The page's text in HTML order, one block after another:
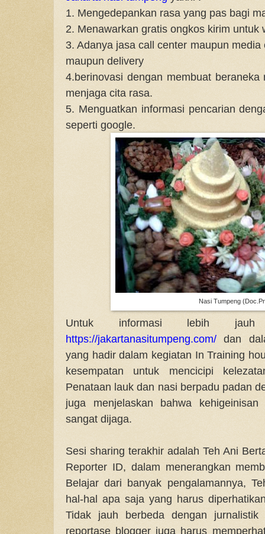
1. Mengedepankan rasa yang pas bagi
2. Menawarkan gratis ongkos kirim untuk
3. Adanya jasa call center maupun
maupun delivery
4.berinovasi dengan membuat
menjaga cita rasa.
5. Menguatkan informasi pencarian
seperti google.
Nasi Tumpeng
Untuk informasi lebih
https://jakartanasitumpeng.com/ dan
yang hadir dalam kegiatan In Training
kesempatan untuk mencicipi
Penataan lauk dan nasi berpadu padan
juga menjelaskan bahwa
sangat dijaga.
Sesi sharing terakhir adalah Teh Ani
Reporter ID, dalam menerangkan
Belajar dari banyak pengalamannya,
hal-hal apa saja yang harus
Tidak jauh berbeda dengan jurnalistik
reportase blogger juga harus